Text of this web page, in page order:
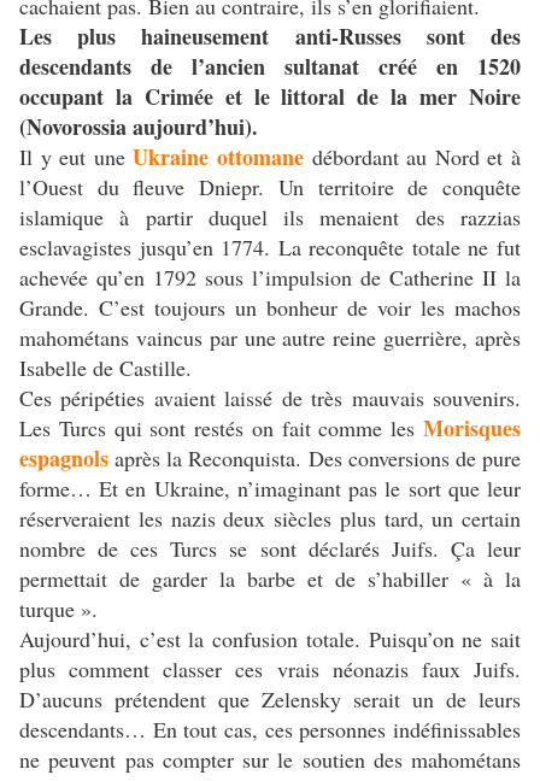
cachaient pas. Bien au contraire, ils s’en glorifiaient.
Les plus haineusement anti-Russes sont des
descendants de l’ancien sultanat créé en 1520
occupant la Crimée et le littoral de la mer Noire
(Novorossia aujourd’hui).
Il y eut uneUkraine ottomane débordant au Nord et à
l’Ouest du fleuve Dniepr. Un territoire de conquête
islamique à partir duquel ils menaient des razzias
esclavagistes jusqu’en 1774. La reconquête totale ne fut
achevée qu’en 1792 sous l’impulsion de Catherine II la
Grande. C’est toujours un bonheur de voir les machos
mahométans vaincus par une autre reine guerrière, après
Isabelle de Castille.
Ces péripéties avaient laissé de très mauvais souvenirs.
Les Turcs qui sont restés on fait comme les Morisques
espagnols après la Reconquista. Des conversions de pure
forme… Et en Ukraine, n’imaginant pas le sort que leur
réserveraient les nazis deux siècles plus tard, un certain
nombre de ces Turcs se sont déclarés Juifs. Ça leur
permettait de garder la barbe et de s’habiller « à la
turque ».
Aujourd’hui, c’est la confusion totale. Puisqu’on ne sait
plus comment classer ces vrais néonazis faux Juifs.
D’aucuns prétendent que Zelensky serait un de leurs
descendants… En tout cas, ces personnes indéfinissables
ne peuvent pas compter sur le soutien des mahométans